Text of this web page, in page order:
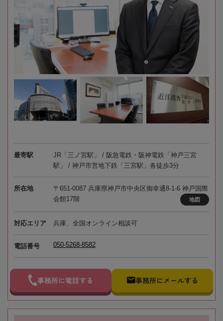
最寄駅
JR「三ノ宮駅」 / 阪急電鉄・阪神電鉄「神戸三宮
駅」 / 神戸市営地下鉄「三宮駅」各徒歩3分
所在地
〒651-0087 兵庫県神戸市中央区御幸通8-1-6 神戸国際
会館17階
地図
対応エリア 兵庫、全国オンライン相談可
電話番号 050-5268-8582
事務所に電話する 事務所にメールする